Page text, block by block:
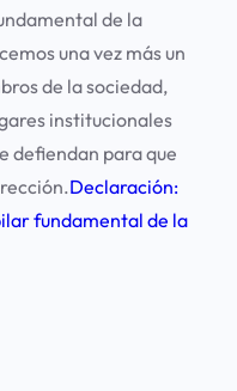
de la
una vez más un
de la sociedad,
institucionales
defiendan para que
Declaración:
fundamental de la